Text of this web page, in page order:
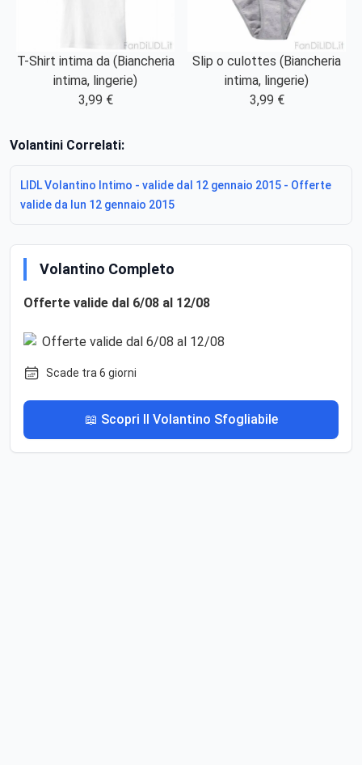
T-Shirt intima da (Biancheria
intima, lingerie)
3,99 €
Slip o culottes (Biancheria
intima, lingerie)
3,99 €
Volantini Correlati:
LIDL Volantino Intimo - valide dal 12 gennaio 2015 - Offerte
valide da lun 12 gennaio 2015
Volantino Completo
Offerte valide dal 6/08 al 12/08
Scade tra 6 giorni
📖 Scopri Il Volantino Sfogliabile